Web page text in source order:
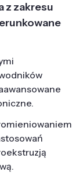
z zakresu